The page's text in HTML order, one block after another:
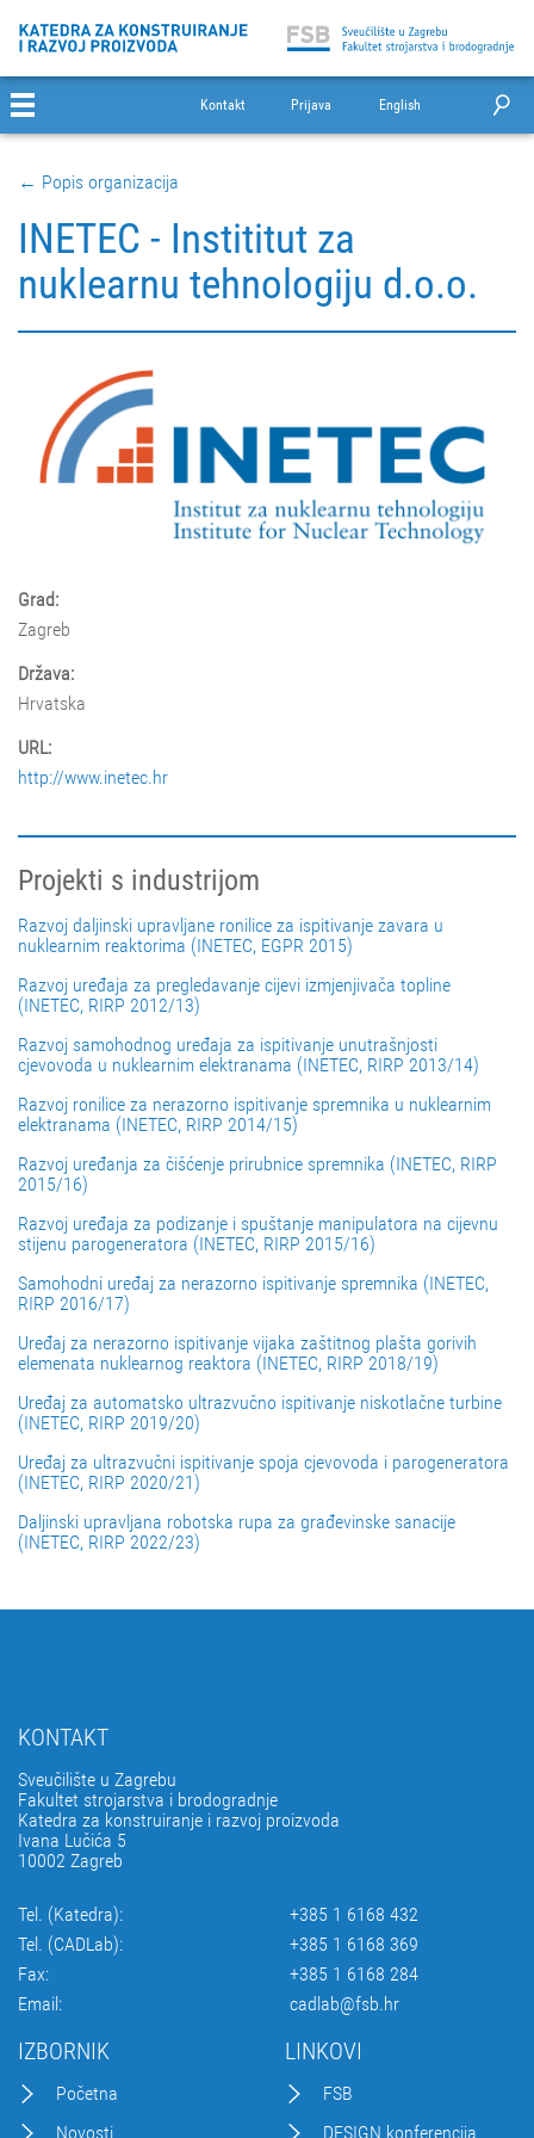
Kontakt Prijava English
← Popis organizacija
INETEC - Instititut za
nuklearnu tehnologiju d.o.o.
Grad:
Zagreb
Država:
Hrvatska
URL:
http://www.inetec.hr
Projekti s industrijom
Razvoj daljinski upravljane ronilice za ispitivanje zavara u
nuklearnim reaktorima (INETEC, EGPR 2015)
Razvoj uređaja za pregledavanje cijevi izmjenjivača topline
(INETEC, RIRP 2012/13)
Razvoj samohodnog uređaja za ispitivanje unutrašnjosti
cjevovoda u nuklearnim elektranama (INETEC, RIRP 2013/14)
Razvoj ronilice za nerazorno ispitivanje spremnika u nuklearnim
elektranama (INETEC, RIRP 2014/15)
Razvoj uređanja za čišćenje prirubnice spremnika (INETEC, RIRP
2015/16)
Razvoj uređaja za podizanje i spuštanje manipulatora na cijevnu
stijenu parogeneratora (INETEC, RIRP 2015/16)
Samohodni uređaj za nerazorno ispitivanje spremnika (INETEC,
RIRP 2016/17)
Uređaj za nerazorno ispitivanje vijaka zaštitnog plašta gorivih
elemenata nuklearnog reaktora (INETEC, RIRP 2018/19)
Uređaj za automatsko ultrazvučno ispitivanje niskotlačne turbine
(INETEC, RIRP 2019/20)
Uređaj za ultrazvučni ispitivanje spoja cjevovoda i parogeneratora
(INETEC, RIRP 2020/21)
Daljinski upravljana robotska rupa za građevinske sanacije
(INETEC, RIRP 2022/23)
KONTAKT
Sveučilište u Zagrebu
Fakultet strojarstva i brodogradnje
Katedra za konstruiranje i razvoj proizvoda
Ivana Lučića 5
10002 Zagreb
Tel. (Katedra):
+385 1 6168 432
Tel. (CADLab):
+385 1 6168 369
Fax:
+385 1 6168 284
Email:
cadlab@fsb.hr
IZBORNIK
Početna
Novosti
LINKOVI
FSB
DESIGN konferencija